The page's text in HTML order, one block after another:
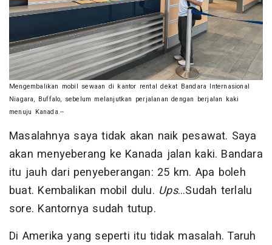
Mengembalikan mobil sewaan di kantor rental dekat Bandara Internasional
Niagara, Buffalo, sebelum melanjutkan perjalanan dengan berjalan kaki
menuju Kanada.--
Masalahnya saya tidak akan naik pesawat. Saya
akan menyeberang ke Kanada jalan kaki. Bandara
itu jauh dari penyeberangan: 25 km. Apa boleh
buat. Kembalikan mobil dulu. Ups...Sudah terlalu
sore. Kantornya sudah tutup.
Di Amerika yang seperti itu tidak masalah. Taruh